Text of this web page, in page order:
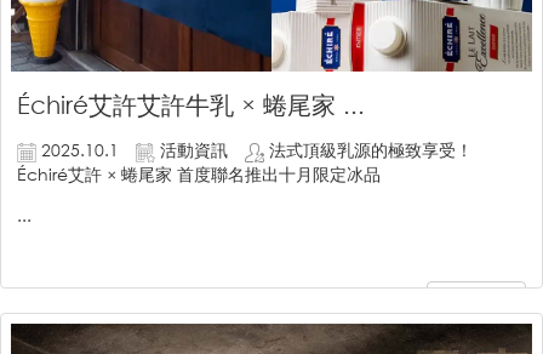
Échiré艾許艾許牛乳 × 蜷尾家 ...
2025.10.1 活動資訊
法式頂級乳源的極致享受！
Échiré艾許 × 蜷尾家 首度聯名推出十月限定冰品
...